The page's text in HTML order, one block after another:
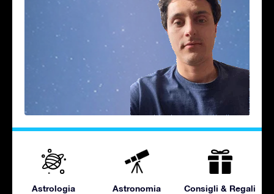
Astrologia Astronomia Consigli & Regali